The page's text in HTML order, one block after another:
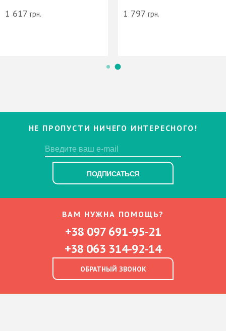
1 617 грн. 1 797 грн.
НЕ ПРОПУСТИ НИЧЕГО ИНТЕРЕСНОГО!
ПОДПИСАТЬСЯ
ВАМ НУЖНА ПОМОЩЬ?
+38 097 691-95-21
+38 063 314-92-14
ОБРАТНЫЙ ЗВОНОК